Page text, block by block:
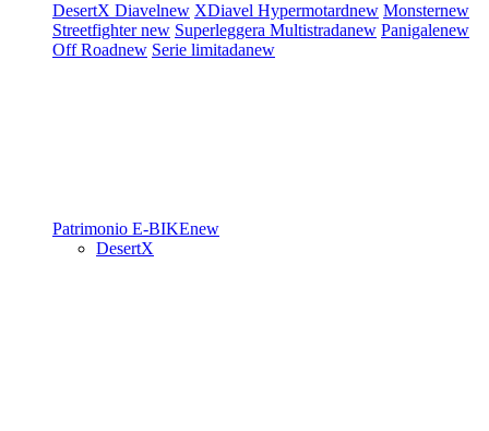
DesertX Diavelnew XDiavel Hypermotardnew Monsternew
Streetfighternew Superleggera Multistradanew Panigalenew
Off Roadnew Serie limitadanew
Patrimonio E-BIKEnew
DesertX